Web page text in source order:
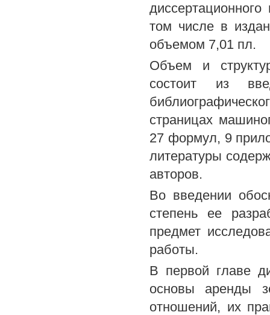
том числе в
объемом 7,01 пл.
Объем и
состоит из
страницах
27 формул, 9
литературы
авторов.
Во введении
степень ее
предмет
работы.
В первой главе
основы аренды
отношений, их